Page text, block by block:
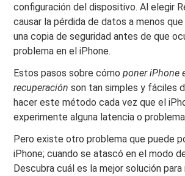
configuración del dispositivo. Al elegir
causar la pérdida de datos a menos que
una copia de seguridad antes de que
problema en el iPhone.
Estos pasos sobre cómoponer iPhone
recuperación son tan simples y fáciles
hacer este método cada vez que el
experimente alguna latencia o
Pero existe otro problema que puede
iPhone; cuando se atascó en el modo
Descubra cuál es la mejor solución